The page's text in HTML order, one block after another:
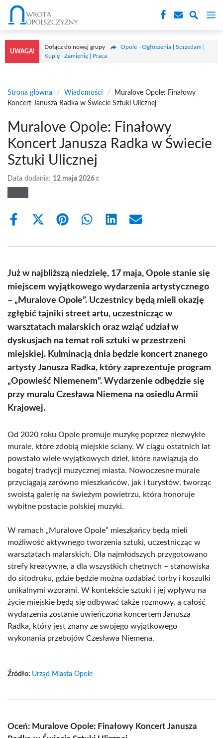
Przejdź
treści
UWAGA!
Dołącz do nowej grupy
Opole - Ogłoszenia | Sprzedam |
Kupię | Zamienię | Praca
Strona główna / Wiadomości /
Muralove Opole: Finałowy
Koncert Janusza Radka w Świecie Sztuki Ulicznej
Muralove Opole: Finałowy
Koncert Janusza Radka w Świecie
Sztuki Ulicznej
Data dodania: 12 maja 2026 r.
Share
Share
(Twitter)
Share Share Share Share
Już w najbliższą niedzielę, 17 maja, Opole stanie się
miejscem wyjątkowego wydarzenia artystycznego
– „Muralove Opole”. Uczestnicy będą mieli okazję
zgłębić tajniki street artu, uczestnicząc w
warsztatach malarskich oraz wziąć udział w
dyskusjach na temat roli sztuki w przestrzeni
miejskiej. Kulminacją dnia będzie koncert znanego
artysty Janusza Radka, który zaprezentuje program
„Opowieść Niemenem”. Wydarzenie odbędzie się
przy muralu Czesława Niemena na osiedlu Armii
Krajowej.
Od 2020 roku Opole promuje muzykę poprzez niezwykłe
murale, które zdobią miejskie ściany. W ciągu ostatnich lat
powstało wiele wyjątkowych dzieł, które nawiązują do
bogatej tradycji muzycznej miasta. Nowoczesne murale
przyciągają zarówno mieszkańców, jak i turystów, tworząc
swoistą galerię na świeżym powietrzu, która honoruje
wybitne postacie polskiej muzyki.
W ramach „Muralove Opole” mieszkańcy będą mieli
możliwość aktywnego tworzenia sztuki, uczestnicząc w
warsztatach malarskich. Dla najmłodszych przygotowano
strefy kreatywne, a dla wszystkich chętnych – stanowiska
do sitodruku, gdzie będzie można ozdabiać torby i koszulki
unikalnymi wzorami. W kontekście sztuki i jej wpływu na
życie miejskie będą się odbywać także rozmowy, a całość
wydarzenia zostanie uwieńczona koncertem Janusza
Radka, który jest znany ze swojego wyjątkowego
wykonania przebojów Czesława Niemena.
Źródło: Urząd Miasta Opole
Oceń: Muralove Opole: Finałowy Koncert Janusza